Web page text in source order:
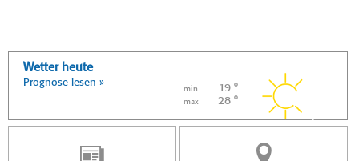
Wetter heute
Prognose lesen »
min 19 °
max 28 °